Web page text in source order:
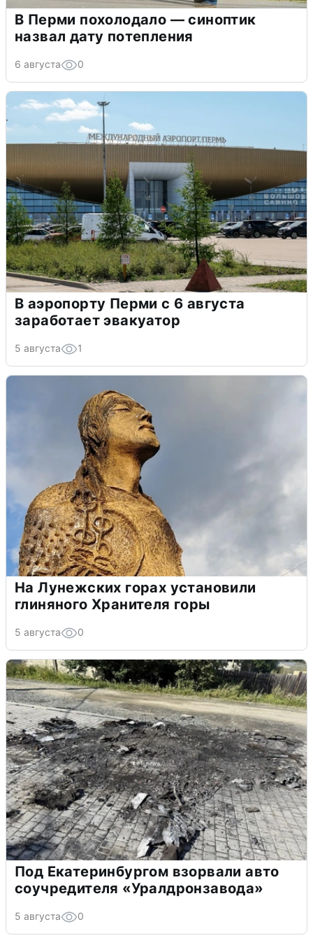
В Перми похолодало — синоптик
назвал дату потепления
6 августа 0
В аэропорту Перми с 6 августа
заработает эвакуатор
5 августа 1
На Лунежских горах установили
глиняного Хранителя горы
5 августа 0
Под Екатеринбургом взорвали авто
соучредителя «Уралдронзавода»
5 августа 0